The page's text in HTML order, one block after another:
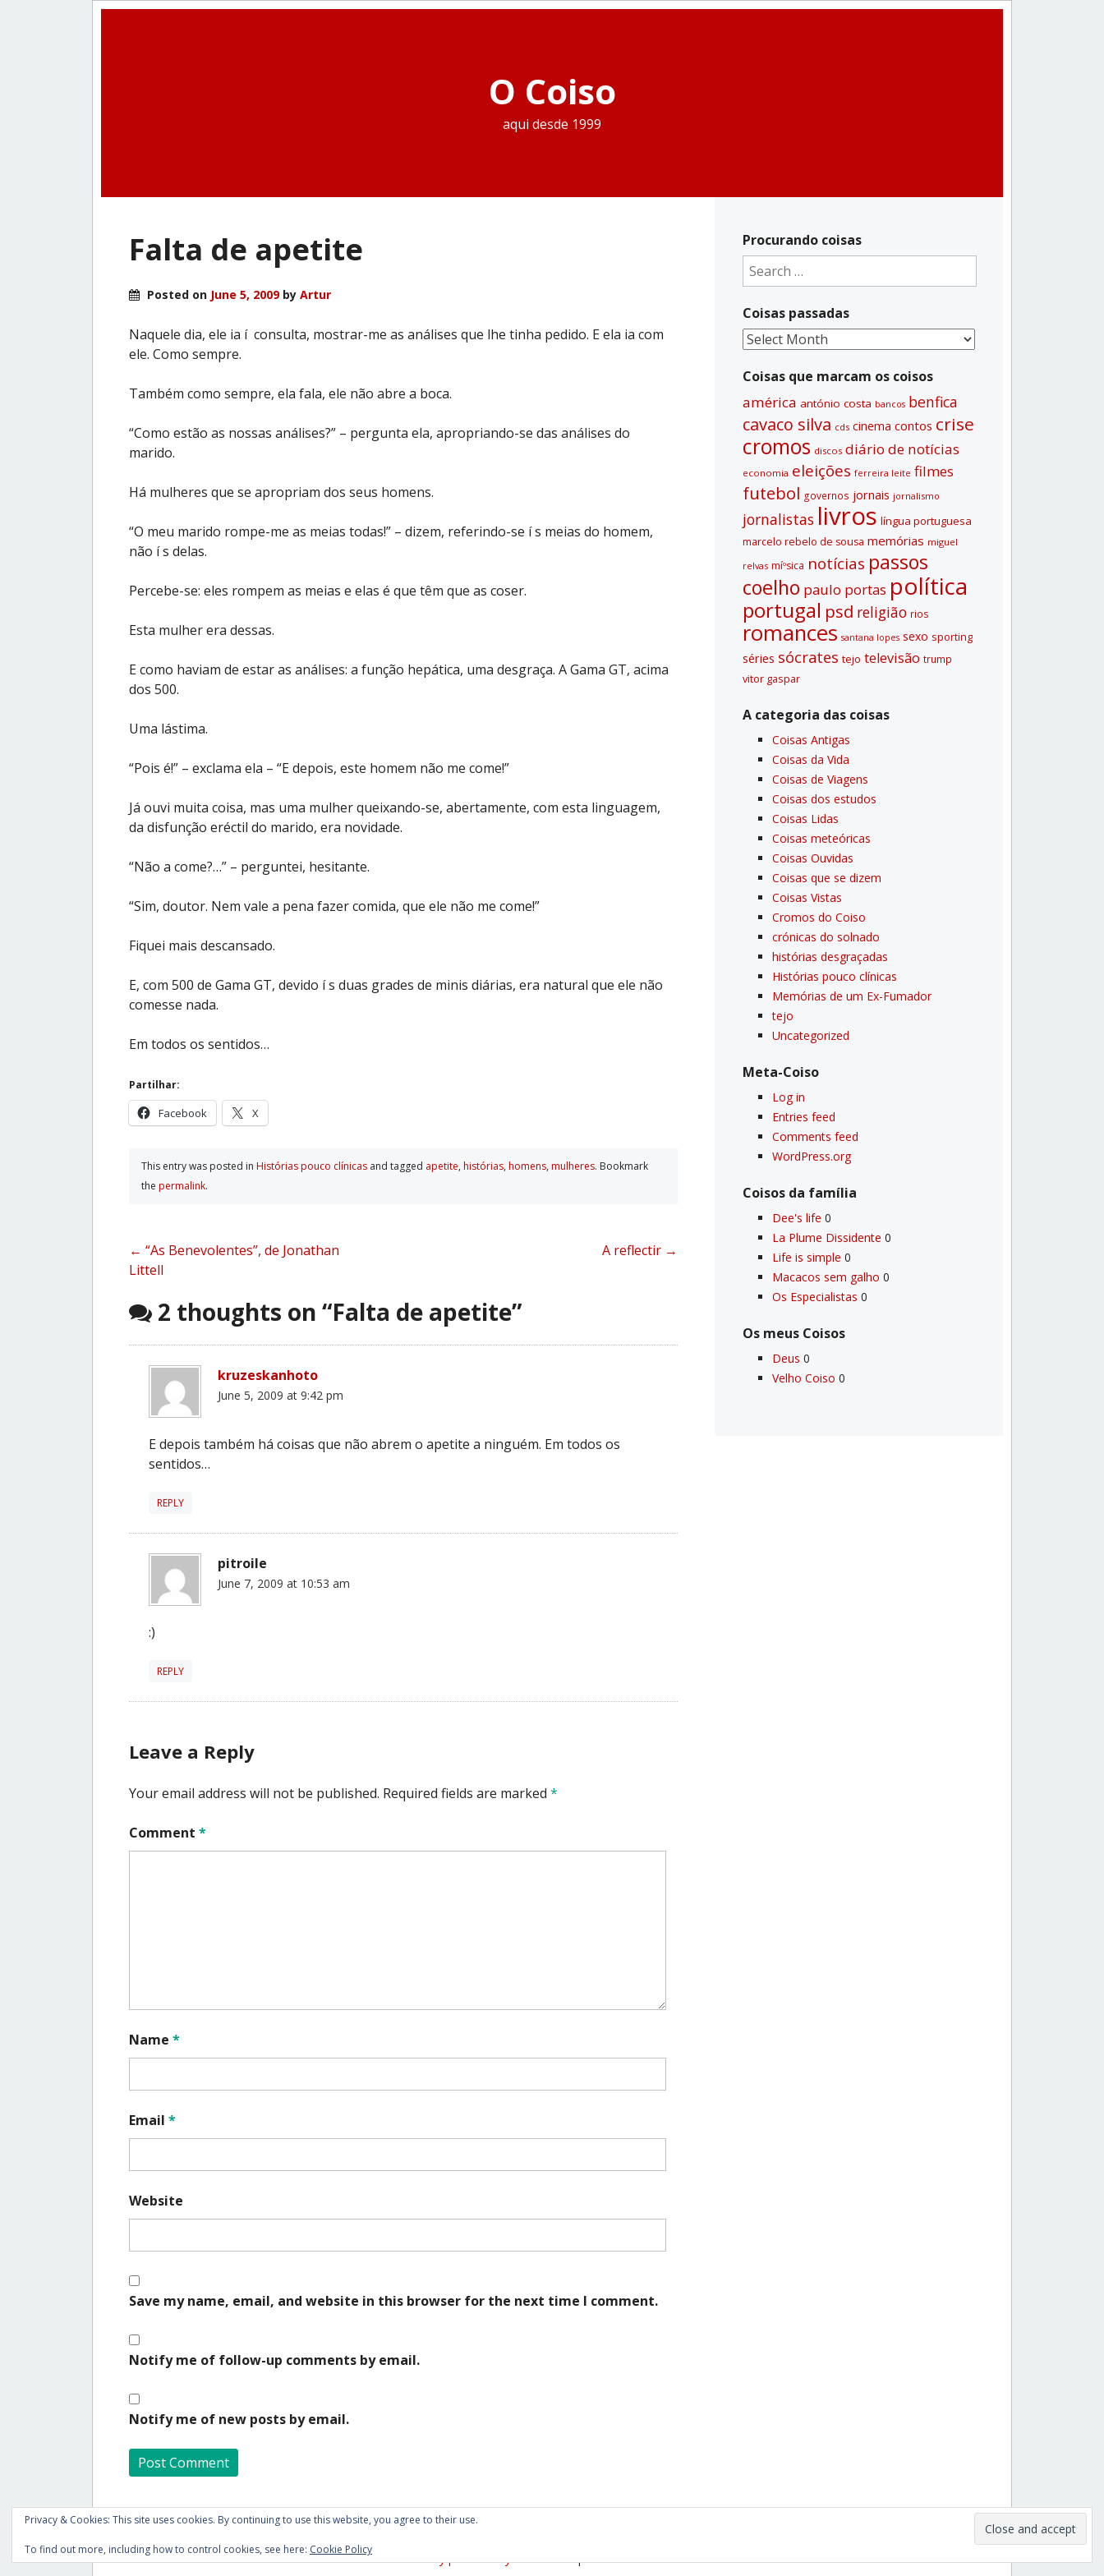
O Coiso
aqui desde 1999
Falta de apetite
Posted on June 5, 2009by Artur
Naquele dia, ele ia í consulta, mostrar-me as análises que lhe tinha pedido. E ela ia com
ele. Como sempre.
Também como sempre, ela fala, ele não abre a boca.
“Como estão as nossas análises?” – pergunta ela, apropriando-se das análises do
marido.
Há mulheres que se apropriam dos seus homens.
“O meu marido rompe-me as meias todas!” – dizem, referindo-se í s meias do homem,
não í s delas.
Percebe-se: eles rompem as meias e elas é que têm que as coser.
Esta mulher era dessas.
E como haviam de estar as análises: a função hepática, uma desgraça. A Gama GT, acima
dos 500.
Uma lástima.
“Pois é!” – exclama ela – “E depois, este homem não me come!”
Já ouvi muita coisa, mas uma mulher queixando-se, abertamente, com esta linguagem,
da disfunção eréctil do marido, era novidade.
“Não a come?…” – perguntei, hesitante.
“Sim, doutor. Nem vale a pena fazer comida, que ele não me come!”
Fiquei mais descansado.
E, com 500 de Gama GT, devido í s duas grades de minis diárias, era natural que ele não
comesse nada.
Em todos os sentidos…
Partilhar:
Facebook X
This entry was posted in Histórias pouco clí­nicas and tagged apetite, histórias, homens, mulheres. Bookmark
the permalink.
Post
navigation
← “As Benevolentes”, de Jonathan
Littell
A reflectir →
2 thoughts on “Falta de apetite”
kruzeskanhoto
June 5, 2009 at 9:42 pm
E depois também há coisas que não abrem o apetite a ninguém. Em todos os
sentidos…
REPLY
pitroile
June 7, 2009 at 10:53 am
:)
REPLY
Leave a Reply
Your email address will not be published. Required fields are marked *
Comment *
Name *
Email *
Website
Save my name, email, and website in this browser for the next time I comment.
Notify me of follow-up comments by email.
Notify me of new posts by email.
A
l
t
e
Procurando coisas
Search
for:
Coisas passadas
Coisas
Coisas que marcam os coisos
américa antónio costa bancos benfica
cavaco silva cds cinema contos crise
cromos discos diário de notí­cias
economia eleições ferreira leite filmes
futebol governos jornais jornalismo
jornalistas livros lí­ngua portuguesa
marcelo rebelo de sousa memórias miguel
relvas míºsica notí­cias passos
coelho paulo portas polí­tica
portugal psd religião rios
romances santana lopes sexo sporting
séries sócrates tejo televisão trump
vitor gaspar
A categoria das coisas
Coisas Antigas
Coisas da Vida
Coisas de Viagens
Coisas dos estudos
Coisas Lidas
Coisas meteóricas
Coisas Ouvidas
Coisas que se dizem
Coisas Vistas
Cromos do Coiso
crónicas do solnado
histórias desgraçadas
Histórias pouco clí­nicas
Memórias de um Ex-Fumador
tejo
Uncategorized
Meta-Coiso
Log in
Entries feed
Comments feed
WordPress.org
Coisos da famí­lia
Dee's life 0
La Plume Dissidente 0
Life is simple 0
Macacos sem galho 0
Os Especialistas 0
Os meus Coisos
Deus 0
Velho Coiso 0
Privacy & Cookies: This site uses cookies. By continuing to use this website, you agree to their use.
To find out more, including how to control cookies, see here: Cookie Policy